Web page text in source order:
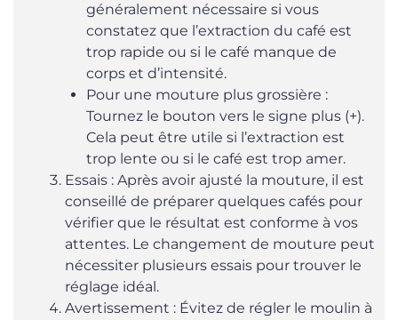
généralement nécessaire si vous
constatez que l’extraction du café est
trop rapide ou si le café manque de
corps et d’intensité.
Pour une mouture plus grossière :
Tournez le bouton vers le signe plus (+).
Cela peut être utile si l’extraction est
trop lente ou si le café est trop amer.
Essais : Après avoir ajusté la mouture, il est
conseillé de préparer quelques cafés pour
vérifier que le résultat est conforme à vos
attentes. Le changement de mouture peut
nécessiter plusieurs essais pour trouver le
réglage idéal.
Avertissement : Évitez de régler le moulin à